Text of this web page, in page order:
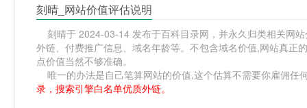
刻晴_网站价值评估说明
刻晴于 2024-03-14 发布于百科目录网，并永久归类相关网
外链、付费推广信息、域名年龄等。不包含域名价值,网站真
点价值当然不够准确。
唯一的办法是自己笔算网站的价值,这个估算不需要你雇佣任
录，搜索引擎白名单优质外链。